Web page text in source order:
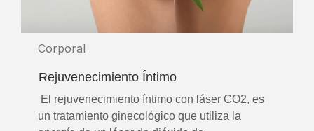
Corporal
Rejuvenecimiento Íntimo
El rejuvenecimiento íntimo con láser CO2, es
un tratamiento ginecológico que utiliza la